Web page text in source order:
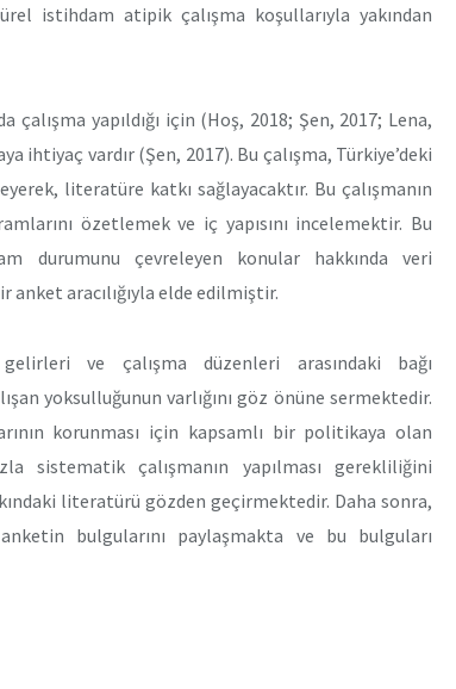
istihdam atipik çalışma koşullarıyla yakından
çalışma yapıldığı için (Hoş, 2018; Şen, 2017; Lena,
ihtiyaç vardır (Şen, 2017). Bu çalışma, Türkiye’deki
literatüre katkı sağlayacaktır. Bu çalışmanın
özetlemek ve iç yapısını incelemektir. Bu
durumunu çevreleyen konular hakkında veri
anket aracılığıyla elde edilmiştir.
ve çalışma düzenleri arasındaki bağı
yoksulluğunun varlığını göz önüne sermektedir.
korunması için kapsamlı bir politikaya olan
sistematik çalışmanın yapılması gerekliliğini
literatürü gözden geçirmektedir. Daha sonra,
bulgularını paylaşmakta ve bu bulguları